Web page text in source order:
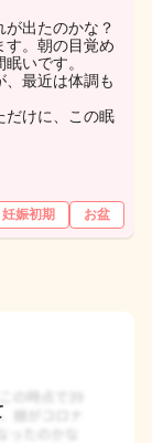
出たのかな？
す。朝の目覚め
いです。
最近は体調も
だけに、この眠
妊娠初期 お盆